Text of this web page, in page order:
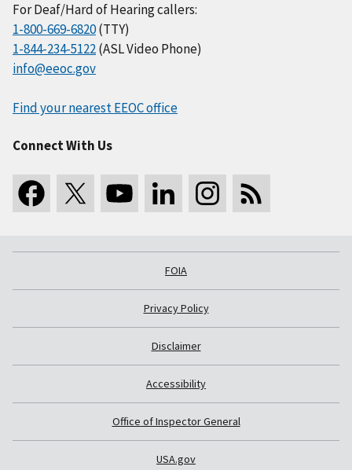
For Deaf/Hard of Hearing callers:
1-800-669-6820(TTY)
1-844-234-5122(ASL Video Phone)
info@eeoc.gov
Find your nearest EEOC office
Connect With Us
FOIA
Privacy Policy
Disclaimer
Accessibility
Office of Inspector General
USA.gov